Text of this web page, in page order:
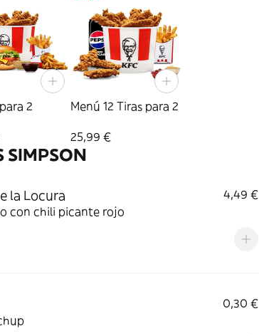
2 Menú 12 Tiras para 2
25,99 €
SIMPSON
la Locura
4,49 €
con chili picante rojo
0,30 €